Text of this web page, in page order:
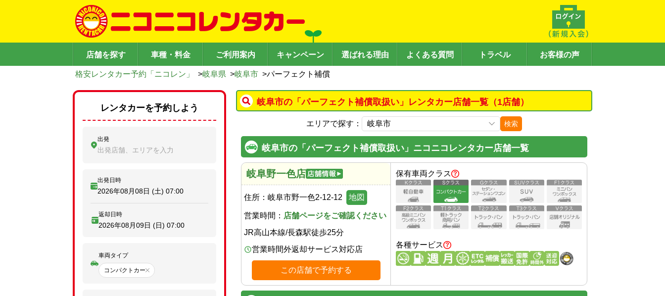
店舗を探す 車種・料金 ご利用案内 キャンペーン 選ばれる理由 よくある質問 トラベル お客様の声
格安レンタカー予約「ニコレン」 >岐阜県 >岐阜市 >パーフェクト補償
岐阜市の「パーフェクト補償取扱い」レンタカー店舗一覧（1店舗）
エリアで探す： 検索
岐阜市の「パーフェクト補償取扱い」ニコニコレンタカー店舗一覧
岐阜野一色店
住所： 岐阜市野一色2-12-12 地図
営業時間： 店舗ページをご確認ください
JR高山本線/長森駅徒歩25分
営業時間外返却サービス対応店
この店舗で予約する
保有車両クラス
各種サービス
レンタカーを予約しよう
出発
出発店舗、エリアを入力
出発日時
2026年08月08日 (土) 07:00
返却日時
2026年08月09日 (日) 07:00
車両タイプ
コンパクトカー